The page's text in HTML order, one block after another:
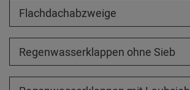
Flachdachabzweige
Regenwasserklappen ohne Sieb